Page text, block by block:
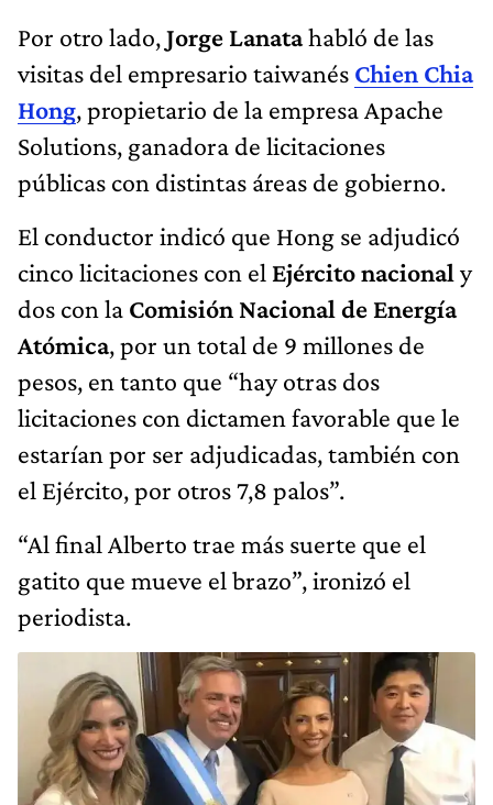
Por otro lado,Jorge Lanatahabló de las
visitas del empresario taiwanés Chien Chia
Hong, propietario de la empresa Apache
Solutions, ganadora de licitaciones
públicas con distintas áreas de gobierno.
El conductor indicó que Hong se adjudicó
cinco licitaciones con el Ejército nacional y
dos con la Comisión Nacional de Energía
Atómica, por un total de 9 millones de
pesos, en tanto que “hay otras dos
licitaciones con dictamen favorable que le
estarían por ser adjudicadas, también con
el Ejército, por otros 7,8 palos”.
“Al final Alberto trae más suerte que el
gatito que mueve el brazo”, ironizó el
periodista.